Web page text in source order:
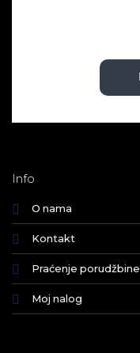
Info
O nama
Kontakt
Praćenje porudžbine
Moj nalog